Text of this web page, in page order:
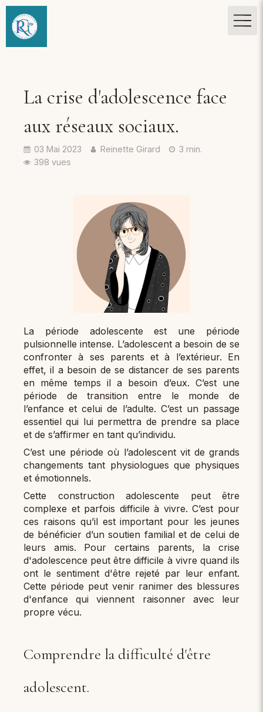
La crise d'adolescence face
aux réseaux sociaux.
03 Mai 2023 Reinette Girard
3 min.
398 vues
La période adolescente est une période
pulsionnelle intense. L’adolescent a besoin de se
confronter à ses parents et à l’extérieur. En
effet, il a besoin de se distancer de ses parents
en même temps il a besoin d’eux. C’est une
période de transition entre le monde de
l’enfance et celui de l’adulte. C’est un passage
essentiel qui lui permettra de prendre sa place
et de s’affirmer en tant qu’individu.
C’est une période où l’adolescent vit de grands
changements tant physiologues que physiques
et émotionnels.
Cette construction adolescente peut être
complexe et parfois difficile à vivre. C’est pour
ces raisons qu’il est important pour les jeunes
de bénéficier d’un soutien familial et de celui de
leurs amis. Pour certains parents, la crise
d'adolescence peut être difficile à vivre quand ils
ont le sentiment d'être rejeté par leur enfant.
Cette période peut venir ranimer des blessures
d'enfance qui viennent raisonner avec leur
propre vécu.
Comprendre la difficulté d'être
adolescent.